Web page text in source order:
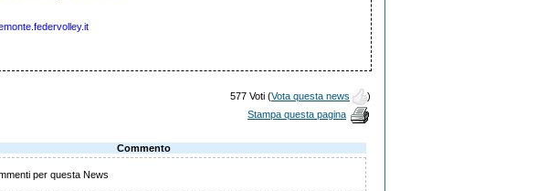
577 Voti (Vota questa news
)
Stampa questa pagina
Commento
per questa News